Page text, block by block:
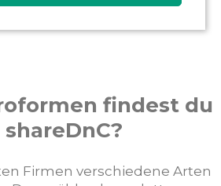
findest du
shareDnC?
Firmen verschiedene Arten